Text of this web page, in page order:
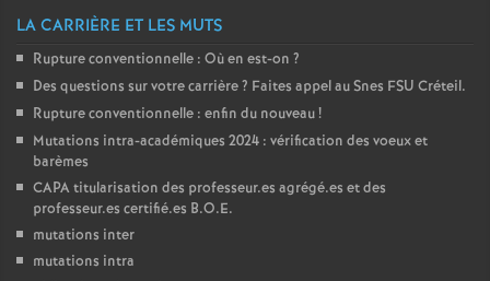
s
LA CARRIÈRE ET LES MUTS
Rupture conventionnelle : Où en est-on ?
Des questions sur votre carrière? Faites appel au Snes FSU Créteil.
Rupture conventionnelle : enfin du nouveau!
Mutations intra-académiques 2024 : vérification des voeux et
barèmes
CAPAtitularisation des professeur.es agrégé.es et des
professeur.es certifié.es B.O.E.
mutations inter
mutations intra